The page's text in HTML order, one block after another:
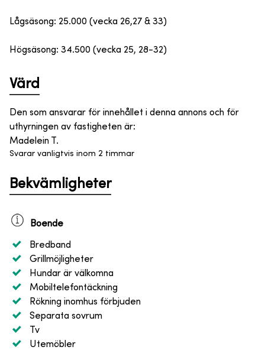
Lågsäsong: 25.000 (vecka 26,27 & 33)
Högsäsong: 34.500 (vecka 25, 28-32)
Värd
Den som ansvarar för innehållet i denna annons och för
uthyrningen av fastigheten är:
Madelein T.
Svarar vanligtvis inom 2 timmar
Bekvämligheter
Boende
Bredband
Grillmöjligheter
Hundar är välkomna
Mobiltelefontäckning
Rökning inomhus förbjuden
Separata sovrum
Tv
Utemöbler